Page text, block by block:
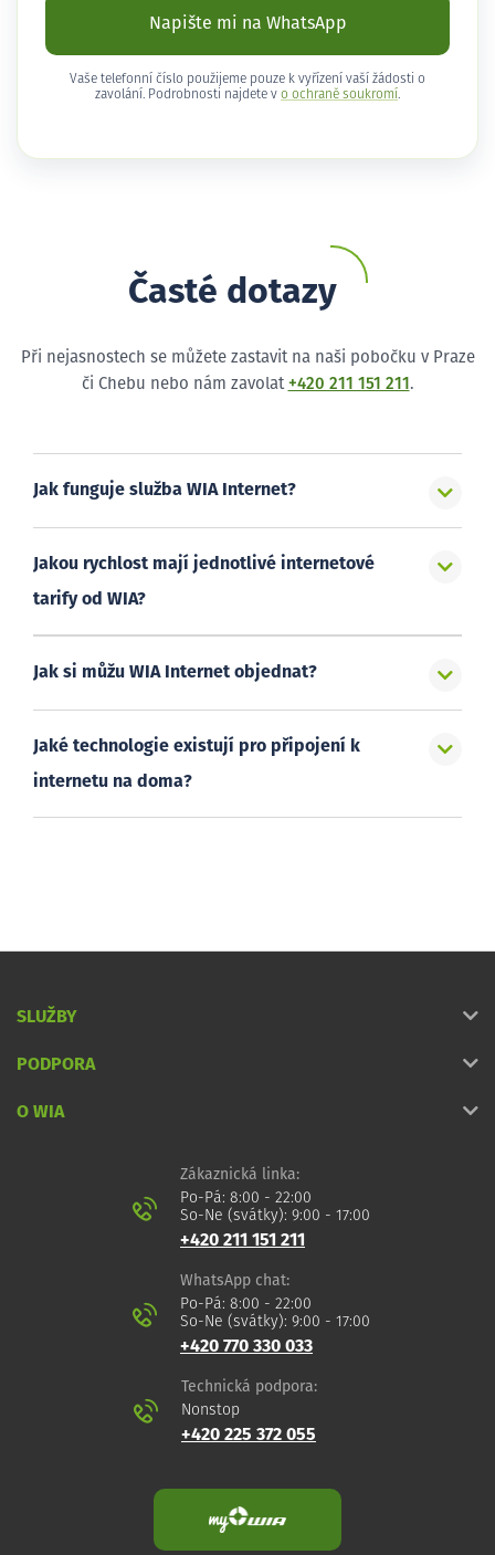
Napište mi na WhatsApp
Vaše telefonní číslo použijeme pouze k vyřízení vaší žádosti o
zavolání. Podrobnosti najdete v o ochraně soukromí .
Časté dotazy
Při nejasnostech se můžete zastavit na naši pobočku v Praze
či Chebu nebo nám zavolat +420 211 151 211 .
Jak funguje služba WIA Internet?
Jakou rychlost mají jednotlivé internetové
tarify od WIA?
Jak si můžu WIA Internet objednat?
Jaké technologie existují pro připojení k
internetu na doma?
SLUŽBY
PODPORA
O WIA
Zákaznická linka:
Po-Pá: 8:00 - 22:00
So-Ne (svátky): 9:00 - 17:00
+420 211 151 211
WhatsApp chat:
Po-Pá: 8:00 - 22:00
So-Ne (svátky): 9:00 - 17:00
+420 770 330 033
Technická podpora:
Nonstop
+420 225 372 055